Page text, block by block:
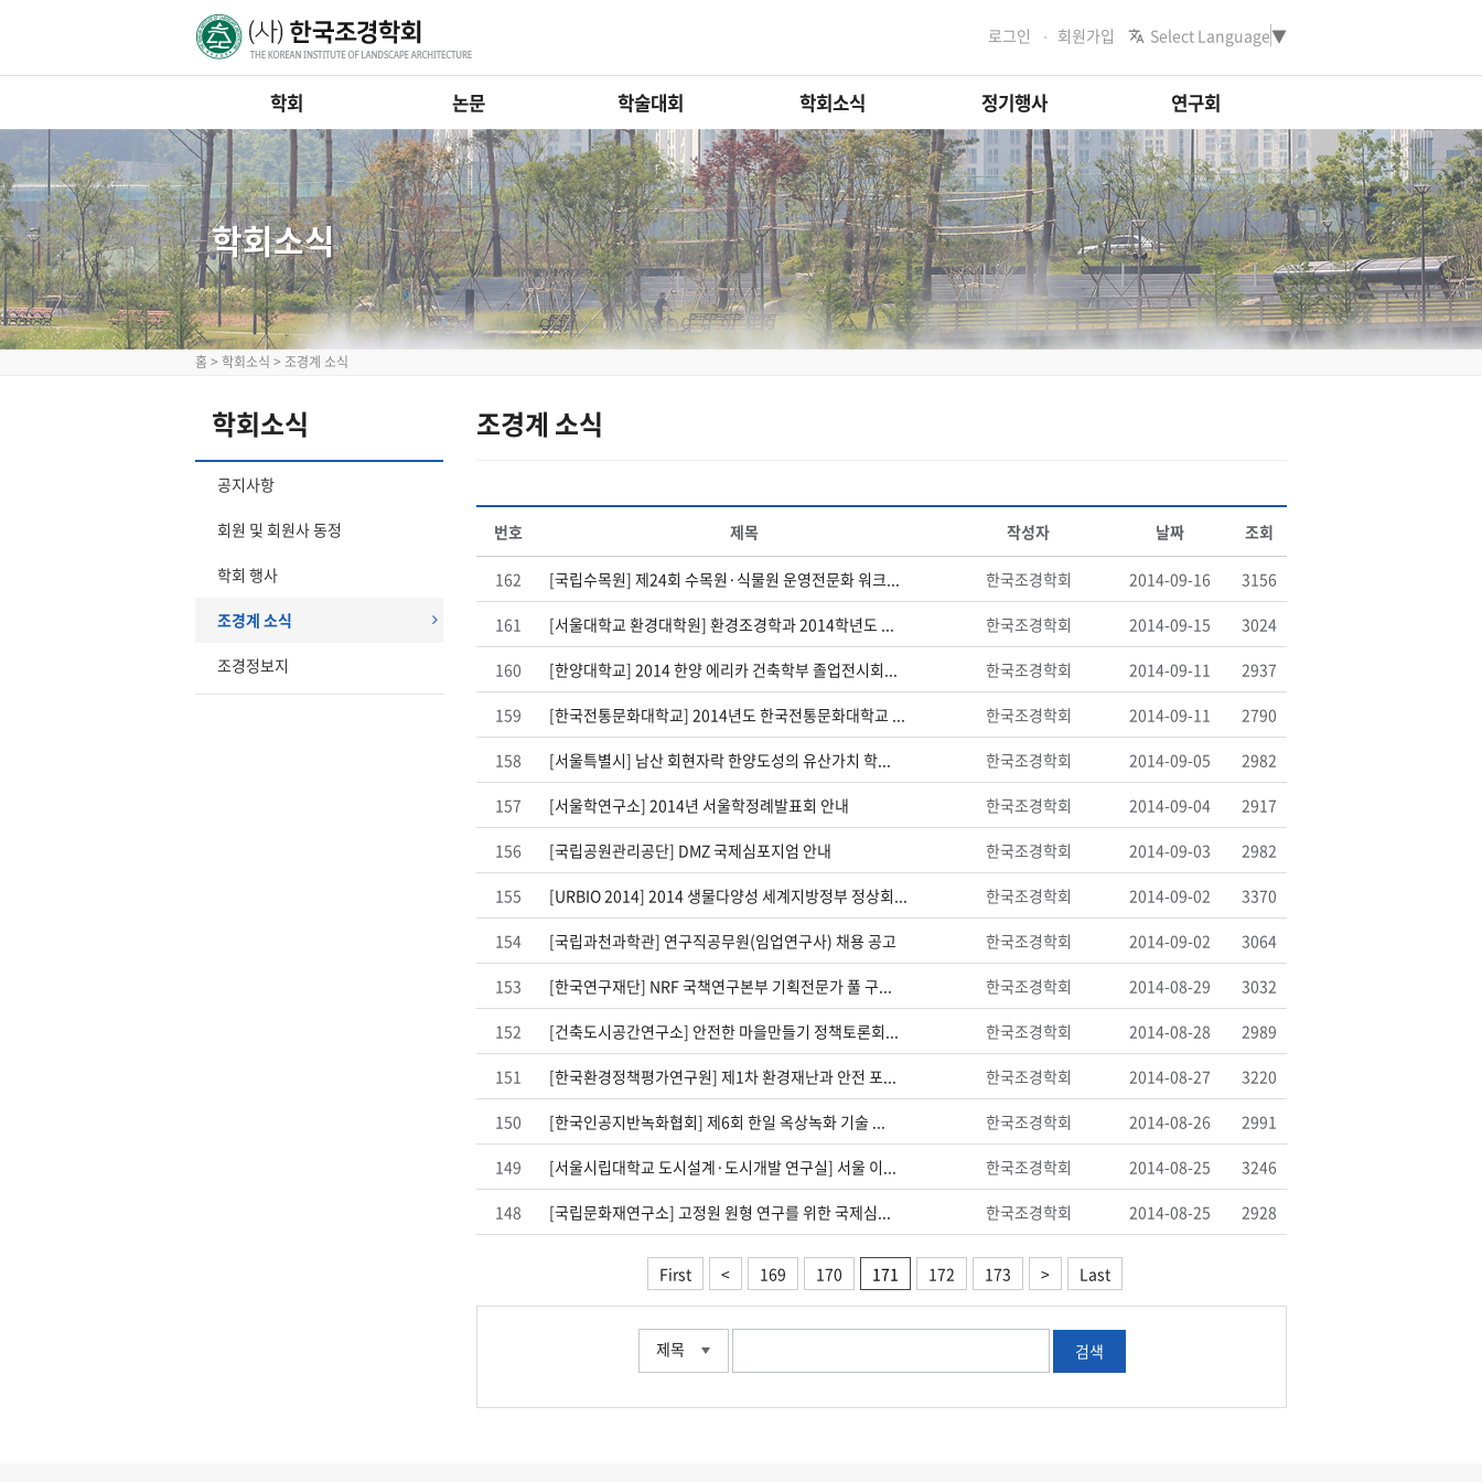
로그인 회원가입 Select Language▼
학회 논문 학술대회 학회소식 정기행사 연구회
학회소식
홈 > 학회소식 > 조경계 소식
학회소식
공지사항
회원 및 회원사 동정
학회 행사
조경계 소식
조경정보지
조경계 소식
번호 제목 작성자 날짜 조회
162 [국립수목원] 제24회 수목원·식물원 운영전문화 워크... 한국조경학회 2014-09-16 3156
161 [서울대학교 환경대학원] 환경조경학과 2014학년도 ... 한국조경학회 2014-09-15 3024
160 [한양대학교] 2014 한양 에리카 건축학부 졸업전시회... 한국조경학회 2014-09-11 2937
159 [한국전통문화대학교] 2014년도 한국전통문화대학교 ... 한국조경학회 2014-09-11 2790
158 [서울특별시] 남산 회현자락 한양도성의 유산가치 학... 한국조경학회 2014-09-05 2982
157 [서울학연구소] 2014년 서울학정례발표회 안내 한국조경학회 2014-09-04 2917
156 [국립공원관리공단] DMZ 국제심포지엄 안내 한국조경학회 2014-09-03 2982
155 [URBIO 2014] 2014 생물다양성 세계지방정부 정상회... 한국조경학회 2014-09-02 3370
154 [국립과천과학관] 연구직공무원(임업연구사) 채용 공고 한국조경학회 2014-09-02 3064
153 [한국연구재단] NRF 국책연구본부 기획전문가 풀 구... 한국조경학회 2014-08-29 3032
152 [건축도시공간연구소] 안전한 마을만들기 정책토론회... 한국조경학회 2014-08-28 2989
151 [한국환경정책평가연구원] 제1차 환경재난과 안전 포... 한국조경학회 2014-08-27 3220
150 [한국인공지반녹화협회] 제6회 한일 옥상녹화 기술 ... 한국조경학회 2014-08-26 2991
149 [서울시립대학교 도시설계·도시개발 연구실] 서울 이... 한국조경학회 2014-08-25 3246
148 [국립문화재연구소] 고정원 원형 연구를 위한 국제심... 한국조경학회 2014-08-25 2928
First < 169 170 171 172 173 > Last
제목 검색